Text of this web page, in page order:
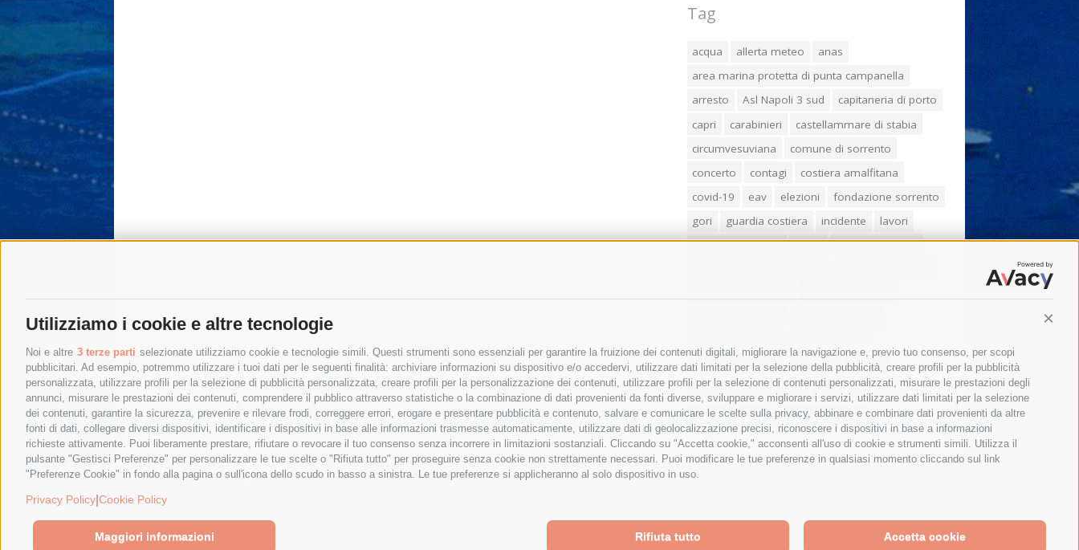
Utilizziamo i cookie e altre tecnologie
Noi e altre 3 terze parti selezionate utilizziamo cookie e tecnologie simili. Questi strumenti sono essenziali per garantire la fruizione dei contenuti digitali, migliorare la navigazione e, previo tuo consenso, per scopi
pubblicitari. Ad esempio, potremmo utilizzare i tuoi dati per le seguenti finalità: archiviare informazioni su dispositivo e/o accedervi, utilizzare dati limitati per la selezione della pubblicità, creare profili per la pubblicità
personalizzata, utilizzare profili per la selezione di pubblicità personalizzata, creare profili per la personalizzazione dei contenuti, utilizzare profili per la selezione di contenuti personalizzati, misurare le prestazioni degli
annunci, misurare le prestazioni dei contenuti, comprendere il pubblico attraverso statistiche o la combinazione di dati provenienti da fonti diverse, sviluppare e migliorare i servizi, utilizzare dati limitati per la selezione
dei contenuti, garantire la sicurezza, prevenire e rilevare frodi, correggere errori, erogare e presentare pubblicità e contenuto, salvare e comunicare le scelte sulla privacy, abbinare e combinare dati provenienti da altre
fonti di dati, collegare diversi dispositivi, identificare i dispositivi in base alle informazioni trasmesse automaticamente, utilizzare dati di geolocalizzazione precisi, riconoscere i dispositivi in base a informazioni
richieste attivamente. Puoi liberamente prestare, rifiutare o revocare il tuo consenso senza incorrere in limitazioni sostanziali. Cliccando su "Accetta cookie," acconsenti all'uso di cookie e strumenti simili. Utilizza il
pulsante "Gestisci Preferenze" per personalizzare le tue scelte o "Rifiuta tutto" per proseguire senza cookie non strettamente necessari. Puoi modificare le tue preferenze in qualsiasi momento cliccando sul link
"Preferenze Cookie" in fondo alla pagina o sull'icona dello scudo in basso a sinistra. Le tue preferenze si applicheranno al solo dispositivo in uso.
Privacy Policy Cookie Policy
Accetta cookie
Rifiuta tutto
Maggiori informazioni
Tag
acqua allerta meteo
anas
area marina protetta di punta campanella
arresto
Asl Napoli 3 sud
capitaneria di porto
capri
carabinieri
castellammare di stabia
circumvesuviana
comune di sorrento
concerto
contagi
costiera amalfitana
covid-19
eav elezioni
fondazione sorrento
gori
guardia costiera incidente
lavori
lorenzo balducelli
mare
massa lubrense
sindaco cuomo
sorrento
studenti
temporali
treni turismo
Vico Equense
villa fiorentino
vincenzo de luca
© 2015 SorrentoPress. All rights reserved.
Privacy policy